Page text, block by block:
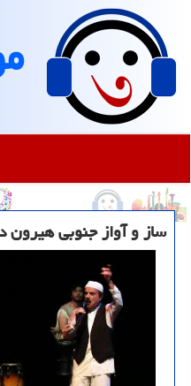
ساز و آواز جنوبی هیرون